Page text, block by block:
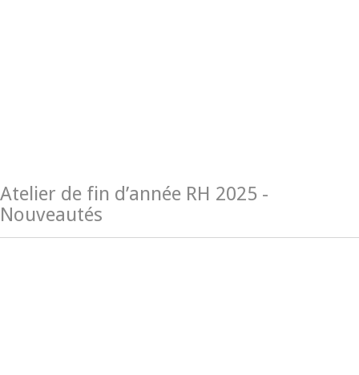
Atelier de fin d’année RH 2025 -
Nouveautés